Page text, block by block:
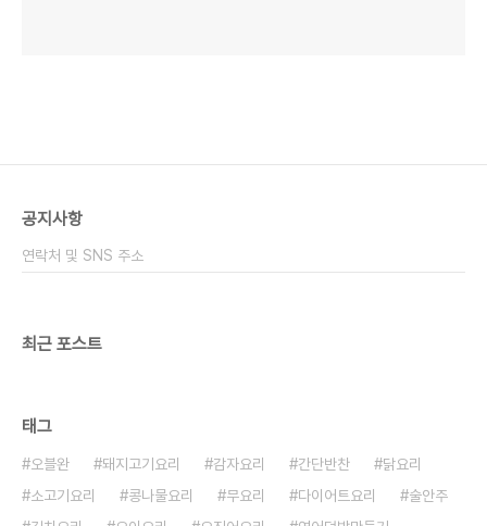
공지사항
연락처 및 SNS 주소
최근 포스트
태그
오블완 돼지고기요리 감자요리 간단반찬
닭요리
소고기요리
콩나물요리 무요리 다이어트요리
술안주